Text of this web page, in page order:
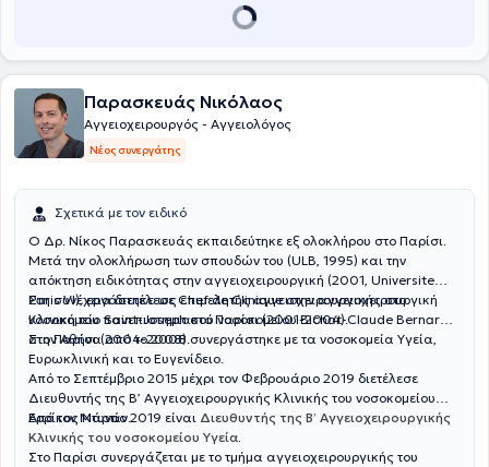
College of Physicians and Surgeons of Glasgow και μέλος της
European Society of Vascular Surgery, της Vascular Society of
Παρασκευάς Νικόλαος
Αγγειοχειρουργός - Αγγειολόγος
Νέος συνεργάτης
Σχετικά με τον ειδικό
Ο Δρ. Νίκος Παρασκευάς εκπαιδεύτηκε εξ ολοκλήρου στο Παρίσι.
Μετά την ολοκλήρωση των σπουδών του (ULB, 1995) και την
απόκτηση ειδικότητας στην αγγειοχειρουργική (2001, Universite
Paris VI), εργάστηκε ως επιμελητής αγγειοχειρουργικής στο
νοσοκομείο Saint-Joseph στο Παρίσι (2001-2004).
Στη συνέχεια διετέλεσε Chef de Clinique στην αγγειοχειρουργική
Κλινική του πανεπιστημιακού νοσοκομείου Bichat-Claude Bernard
στο Παρίσι (2004-2008).
Στην Αθήνα από το 2008 συνεργάστηκε με τα νοσοκομεία Υγεία,
Ευρωκλινική και το Ευγενίδειο.
Από το Σεπτέμβριο 2015 μέχρι τον Φεβρουάριο 2019 διετέλεσε
Διευθυντής της Β’ Αγγειοχειρουργικής Κλινικής του νοσοκομείου
Ερρίκος Ντυνάν.
Από τον Μάρτιο 2019 είναι Διευθυντής της Β’ Αγγειοχειρουργικής
Κλινικής του νοσοκομείου Υγεία.
Στο Παρίσι συνεργάζεται με το τμήμα αγγειοχειρουργικής του